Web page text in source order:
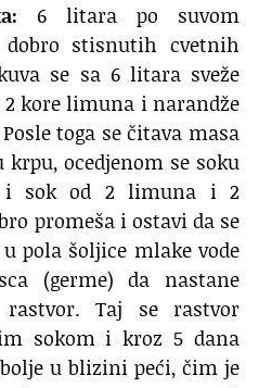
6 litara po suvom
stisnutih cvetnih
se sa 6 litara sveže
2 kore limuna i narandže
toga se čitava masa
ocedjenom se soku
i sok od 2 limuna i 2
promeša i ostavi da se
pola šoljice mlake vode
(germe) da nastane
Taj se rastvor
sokom i kroz 5 dana
u blizini peći, čim je